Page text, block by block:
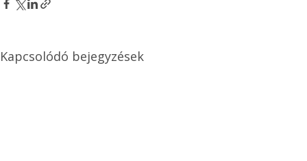
Kapcsolódó bejegyzések